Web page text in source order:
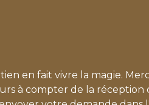
en fait vivre la magie.
à compter de la